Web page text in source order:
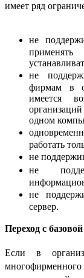
имеет ряд
не
не
фирмам в
имеется
одном
работать
не
не
не
сервер.
Переход с
Если в